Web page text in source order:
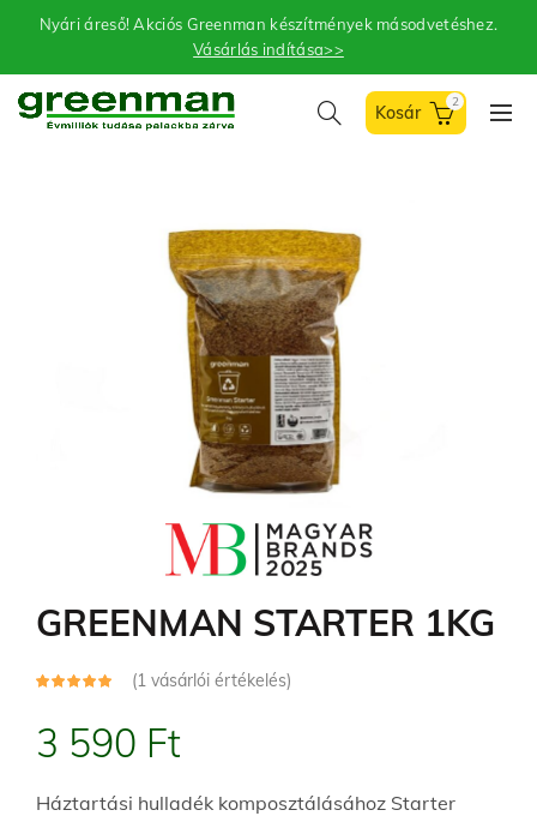
Nyári áreső! Akciós Greenman készítmények másodvetéshez.
Vásárlás indítása>>
2
GREENMAN STARTER 1KG
(1 vásárlói értékelés)
3 590 Ft
Háztartási hulladék komposztálásához Starter